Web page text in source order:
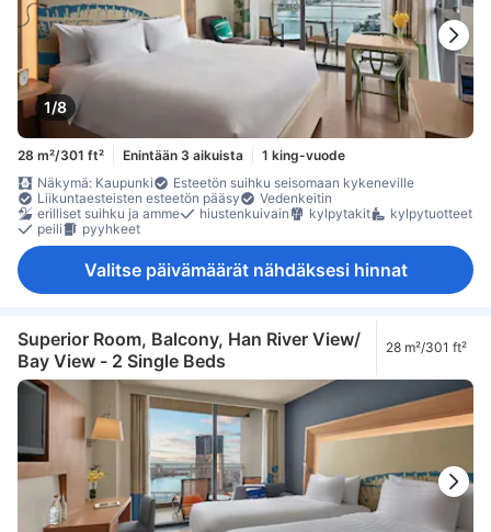
1/8
28 m²/301 ft² Enintään 3 aikuista
1 king-vuode
Näkymä: Kaupunki
Esteetön suihku seisomaan kykeneville
Liikuntaesteisten esteetön pääsy
Vedenkeitin
erilliset suihku ja amme
hiustenkuivain kylpytakit
kylpytuotteet
peili
pyyhkeet
Valitse päivämäärät nähdäksesi hinnat
Superior Room, Balcony, Han River View/
Bay View - 2 Single Beds
28 m²/301 ft²